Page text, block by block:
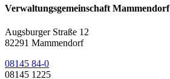
Verwaltungsgemeinschaft Mammendorf
Augsburger Straße 12
82291 Mammendorf
08145 84-0
08145 1225